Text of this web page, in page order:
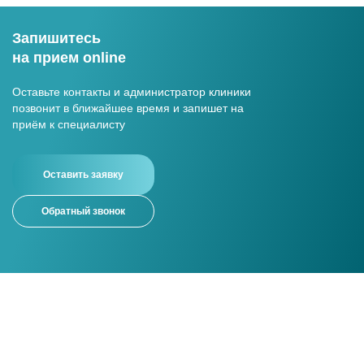
Запишитесь
на прием online
Оставьте контакты и администратор клиники
позвонит в ближайшее время и запишет на
приём к специалисту
Оставить заявку
Обратный звонок